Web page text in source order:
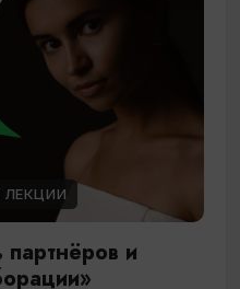
ЛЕКЦИИ
и